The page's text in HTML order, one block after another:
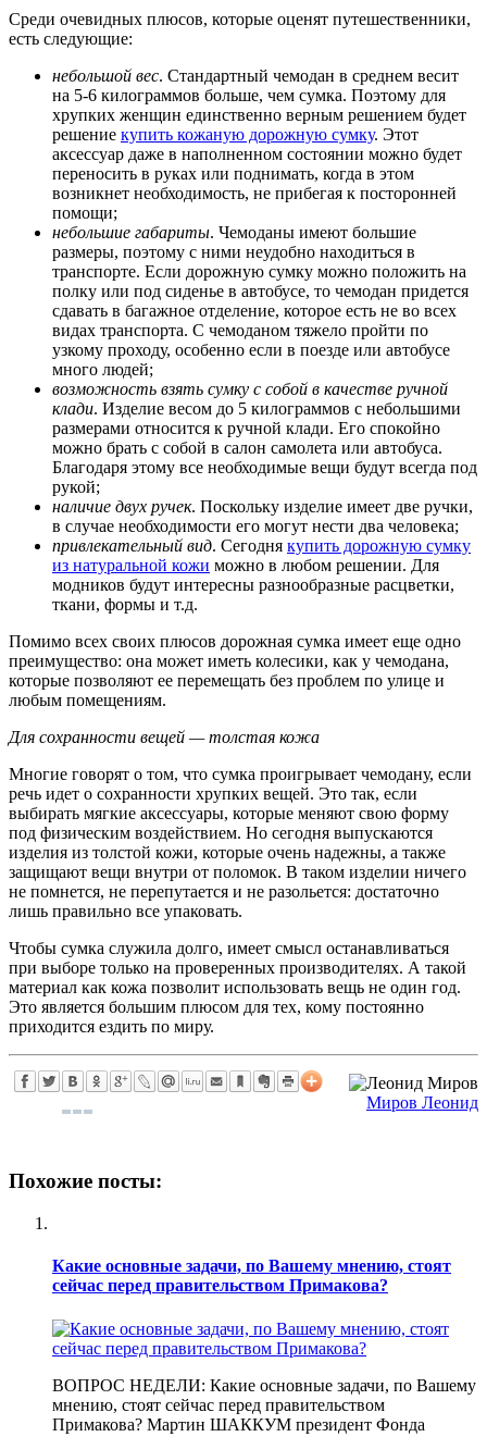
Среди очевидных плюсов, которые оценят путешественники,
есть следующие:
небольшой вес. Стандартный чемодан в среднем весит
на 5-6 килограммов больше, чем сумка. Поэтому для
хрупких женщин единственно верным решением будет
решение купить кожаную дорожную сумку. Этот
аксессуар даже в наполненном состоянии можно будет
переносить в руках или поднимать, когда в этом
возникнет необходимость, не прибегая к посторонней
помощи;
небольшие габариты. Чемоданы имеют большие
размеры, поэтому с ними неудобно находиться в
транспорте. Если дорожную сумку можно положить на
полку или под сиденье в автобусе, то чемодан придется
сдавать в багажное отделение, которое есть не во всех
видах транспорта. С чемоданом тяжело пройти по
узкому проходу, особенно если в поезде или автобусе
много людей;
возможность взять сумку с собой в качестве ручной
клади. Изделие весом до 5 килограммов с небольшими
размерами относится к ручной клади. Его спокойно
можно брать с собой в салон самолета или автобуса.
Благодаря этому все необходимые вещи будут всегда под
рукой;
наличие двух ручек. Поскольку изделие имеет две ручки,
в случае необходимости его могут нести два человека;
привлекательный вид. Сегодня купить дорожную сумку
из натуральной кожи можно в любом решении. Для
модников будут интересны разнообразные расцветки,
ткани, формы и т.д.
Помимо всех своих плюсов дорожная сумка имеет еще одно
преимущество: она может иметь колесики, как у чемодана,
которые позволяют ее перемещать без проблем по улице и
любым помещениям.
Для сохранности вещей — толстая кожа
Многие говорят о том, что сумка проигрывает чемодану, если
речь идет о сохранности хрупких вещей. Это так, если
выбирать мягкие аксессуары, которые меняют свою форму
под физическим воздействием. Но сегодня выпускаются
изделия из толстой кожи, которые очень надежны, а также
защищают вещи внутри от поломок. В таком изделии ничего
не помнется, не перепутается и не разольется: достаточно
лишь правильно все упаковать.
Чтобы сумка служила долго, имеет смысл останавливаться
при выборе только на проверенных производителях. А такой
материал как кожа позволит использовать вещь не один год.
Это является большим плюсом для тех, кому постоянно
приходится ездить по миру.
Миров Леонид
Похожие посты:
Какие основные задачи, по Вашему мнению, стоят
сейчас перед правительством Примакова?
ВОПРОС НЕДЕЛИ: Какие основные задачи, по Вашему
мнению, стоят сейчас перед правительством
Примакова? Мартин ШАККУМ президент Фонда